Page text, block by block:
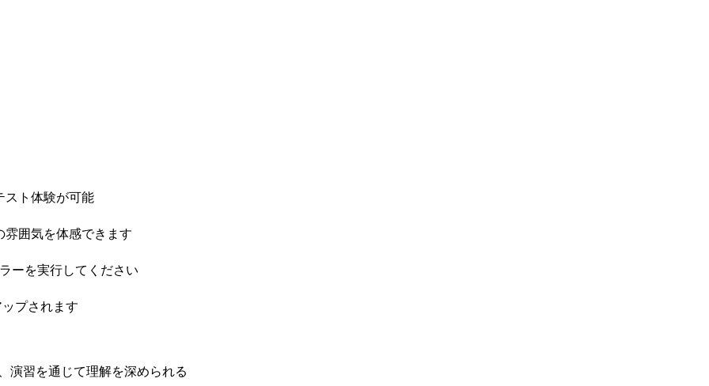
スト体験が可能
囲気を体感できます
ーを実行してください
プされます
演習を通じて理解を深められる